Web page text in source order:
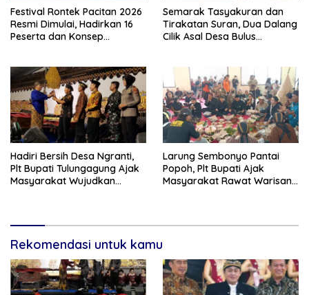
Festival Rontek Pacitan 2026
Resmi Dimulai, Hadirkan 16
Peserta dan Konsep
Semarak Tasyakuran dan
Tirakatan Suran, Dua Dalang
Cilik Asal Desa Bulus
Winisuda”
Hadiri Bersih Desa Ngranti,
Plt Bupati Tulungagung Ajak
Masyarakat Wujudkan
Larung Sembonyo Pantai
Popoh, Plt Bupati Ajak
Masyarakat Rawat Warisan
Rekomendasi untuk kamu